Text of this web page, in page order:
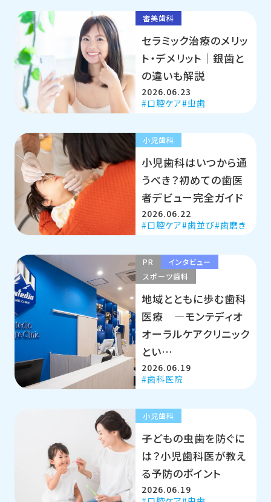
審美歯科
セラミック治療のメリッ
ト・デメリット｜銀歯と
の違いも解説
2026.06.23
口腔ケア 虫歯
小児歯科
小児歯科はいつから通
うべき？初めての歯医
者デビュー完全ガイド
2026.06.22
口腔ケア 歯並び 歯磨き
PR
インタビュー
スポーツ歯科
地域とともに歩む歯科
医療 ―モンテディオ
オーラルケアクリニック
とい…
2026.06.19
歯科医院
小児歯科
子どもの虫歯を防ぐに
は？小児歯科医が教え
る予防のポイント
2026.06.19